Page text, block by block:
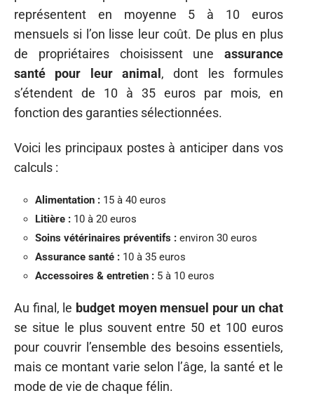
représentent en moyenne 5 à 10 euros
mensuels si l’on lisse leur coût. De plus en plus
de propriétaires choisissent une assurance
santé pour leur animal, dont les formules
s’étendent de 10 à 35 euros par mois, en
fonction des garanties sélectionnées.
Voici les principaux postes à anticiper dans vos
calculs :
Alimentation : 15 à 40 euros
Litière : 10 à 20 euros
Soins vétérinaires préventifs : environ 30 euros
Assurance santé : 10 à 35 euros
Accessoires & entretien : 5 à 10 euros
Au final, le budget moyen mensuel pour un chat
se situe le plus souvent entre 50 et 100 euros
pour couvrir l’ensemble des besoins essentiels,
mais ce montant varie selon l’âge, la santé et le
mode de vie de chaque félin.